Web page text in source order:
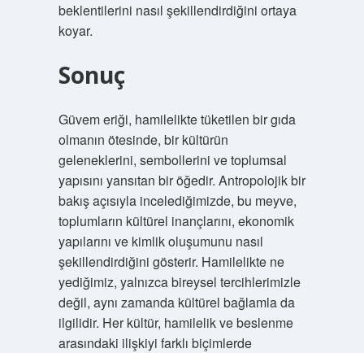
beklentilerini nasıl şekillendirdiğini ortaya
koyar.
Sonuç
Güvem eriği, hamilelikte tüketilen bir gıda
olmanın ötesinde, bir kültürün
geleneklerini, sembollerini ve toplumsal
yapısını yansıtan bir öğedir. Antropolojik bir
bakış açısıyla incelediğimizde, bu meyve,
toplumların kültürel inançlarını, ekonomik
yapılarını ve kimlik oluşumunu nasıl
şekillendirdiğini gösterir. Hamilelikte ne
yediğimiz, yalnızca bireysel tercihlerimizle
değil, aynı zamanda kültürel bağlamla da
ilgilidir. Her kültür, hamilelik ve beslenme
arasındaki ilişkiyi farklı biçimlerde